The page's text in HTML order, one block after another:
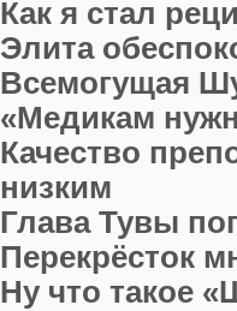
Как я стал
Элита
Всемогущая
«Медикам
Качество
низким
Глава Тувы
Перекрёсток
Ну что такое